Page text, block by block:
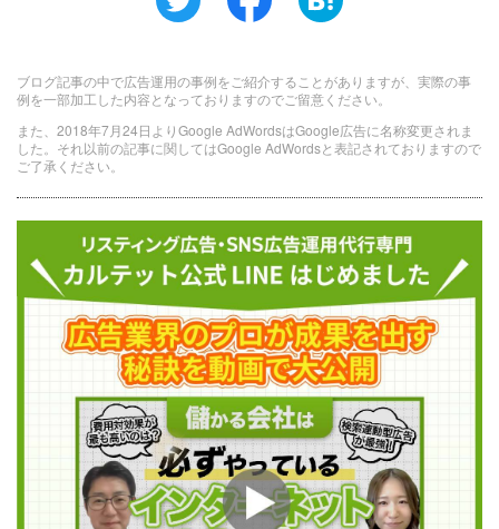
ブログ記事の中で広告運用の事例をご紹介することがありますが、実際の事
例を一部加工した内容となっておりますのでご留意ください。
また、2018年7月24日よりGoogle AdWordsはGoogle広告に名称変更されま
した。それ以前の記事に関してはGoogle AdWordsと表記されておりますので
ご了承ください。